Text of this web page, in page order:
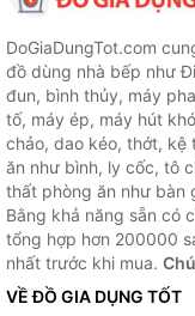
DoGiaDungTot.com
đồ dùng nhà bếp như
đun, bình thủy, máy
tố, máy ép, máy hút
chảo, dao kéo, thớt, kệ
ăn như bình, ly cốc, tô
thất phòng ăn như bàn
Bằng khả năng sẵn có
tổng hợp hơn 200000
nhất trước khi mua.
VỀ ĐỒ GIA DỤNG TỐT